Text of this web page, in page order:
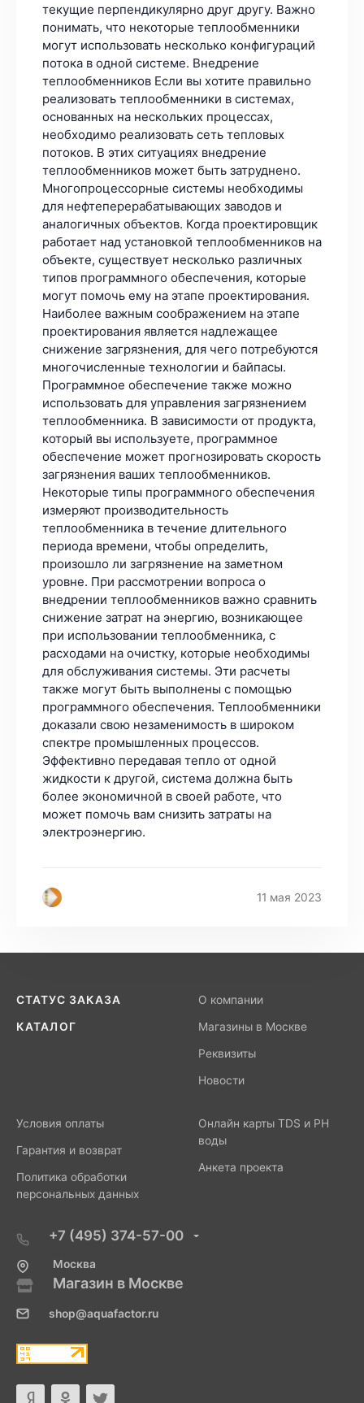
11 мая 2023
СТАТУС ЗАКАЗА
КАТАЛОГ
О компании
Магазины в Москве
Реквизиты
Новости
Условия оплаты
Гарантия и возврат
Политика обработки
персональных данных
Онлайн карты TDS и PH
воды
Анкета проекта
+7 (495) 374-57-00
Москва
Магазин в Москве
shop@aquafactor.ru